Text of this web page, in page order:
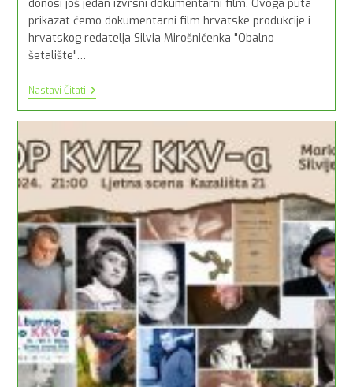
donosi još jedan izvrsni dokumentarni film. Ovoga puta
prikazat ćemo dokumentarni film hrvatske produkcije i
hrvatskog redatelja Silvia Mirošničenka "Obalno
šetalište"…
Nastavi ČitatiPetak,
26.7.2024.
Dokumentarni
Obalno
Šetalište